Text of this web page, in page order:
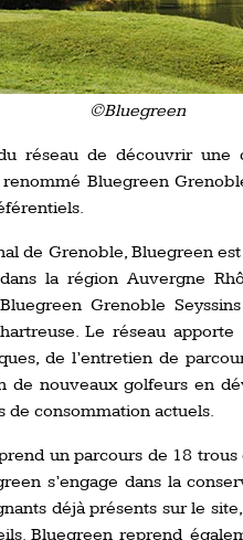
©Bluegreen
réseau de découvrir
Bluegreen
de Grenoble, Bluegreen
la région Auvergne
Grenoble
Le réseau
de l’entretien de
de nouveaux golfeurs en
de consommation actuels.
un parcours de 18
s’engage dans la
déjà présents sur le
Bluegreen reprend